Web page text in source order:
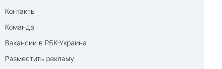
Контакты
Команда
Вакансии в РБК-Украина
Разместить рекламу